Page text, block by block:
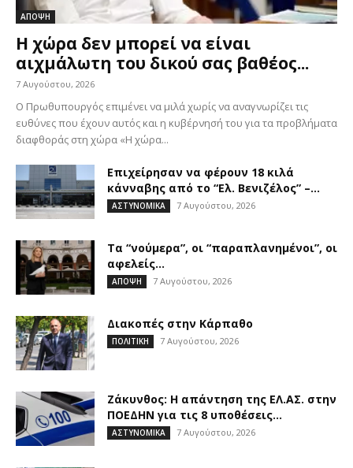
ΑΠΟΨΗ
Η χώρα δεν μπορεί να είναι
αιχμάλωτη του δικού σας βαθέος...
7 Αυγούστου, 2026
Ο Πρωθυπουργός επιμένει να μιλά χωρίς να αναγνωρίζει τις
ευθύνες που έχουν αυτός και η κυβέρνησή του για τα προβλήματα
διαφθοράς στη χώρα «Η χώρα...
Επιχείρησαν να φέρουν 18 κιλά
κάνναβης από το “Ελ. Βενιζέλος” –...
ΑΣΤΥΝΟΜΙΚΑ 7 Αυγούστου, 2026
Τα “νούμερα”, οι “παραπλανημένοι”, οι
αφελείς…
ΑΠΟΨΗ 7 Αυγούστου, 2026
Διακοπές στην Κάρπαθο
ΠΟΛΙΤΙΚΗ 7 Αυγούστου, 2026
Ζάκυνθος: Η απάντηση της ΕΛ.ΑΣ. στην
ΠΟΕΔΗΝ για τις 8 υποθέσεις...
ΑΣΤΥΝΟΜΙΚΑ 7 Αυγούστου, 2026